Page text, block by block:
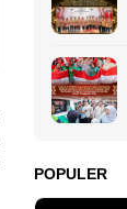
POPULER